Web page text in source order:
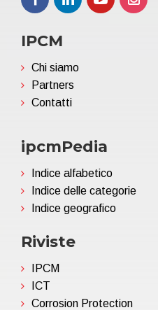
IPCM
Chi siamo
Partners
Contatti
ipcmPedia
Indice alfabetico
Indice delle categorie
Indice geografico
Riviste
IPCM
ICT
Corrosion Protection